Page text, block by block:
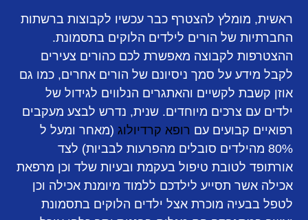
ראשית, מומלץ להצטרף כבר עכשיו לקבוצות ברשתות
החברתיות של הורים לילדים הלוקים בתסמונת.
ההצטרפות לקבוצה מאפשרת לכם כהורים צעירים
לקבל מידע על סמך ניסיונם של הורים אחרים, כמו גם
אוזן קשבת לקשיים והאתגרים הנלווים לגידול של
ילדים עם צרכים מיוחדים. שנית, נדרש לבצע מעקבים
רפואיים קבועים עם רופא קרדיולוג (מאחר ומעל ל
80% מהילדים סובלים מהפרעות לבביות) לצד
אורתופד לטובת טיפול בעקמת ובעיות שלד וכן מרפאת
אכילה אשר תסייע לילדכם ללמוד מיומנת אכילה וכן
לטפל בבעיה מוכרת אצל ילדים הלוקים בתסמונת